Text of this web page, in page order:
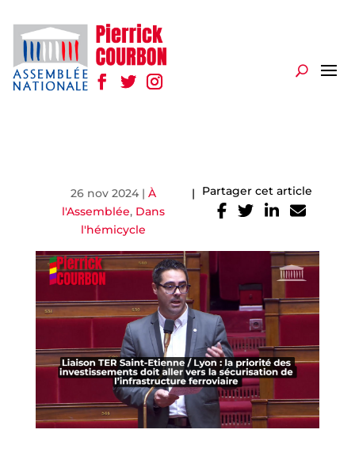
26 nov 2024 |À
l'Assemblée, Dans
l'hémicycle
| Partager cet article